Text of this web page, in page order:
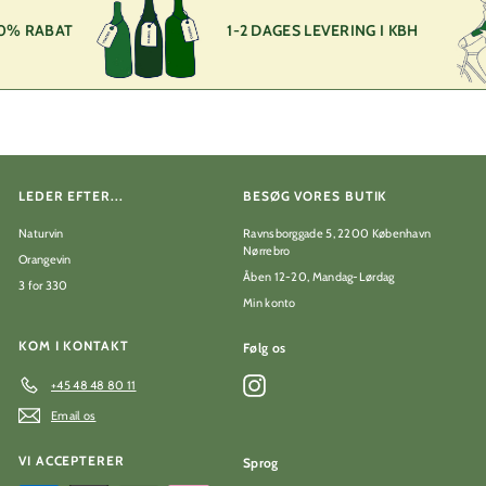
RABAT 1-2 DAGES LEVERING I KBH
LEDER EFTER...
Naturvin
Orangevin
3 for 330
BESØG VORES BUTIK
Ravnsborggade 5, 2200 København
Nørrebro
Åben 12-20, Mandag-Lørdag
Min konto
KOM I KONTAKT
+45 48 48 80 11
Email os
Følg os
Instagram
VI ACCEPTERER Sprog